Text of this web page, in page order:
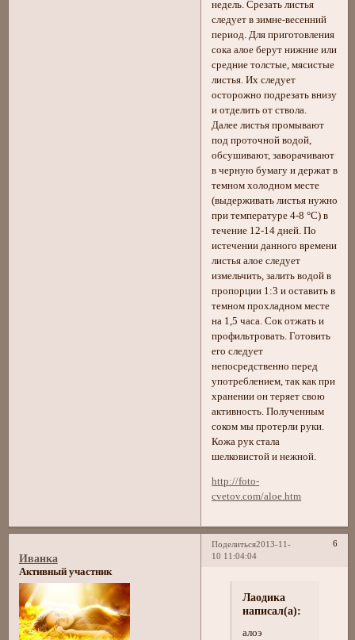
недель. Срезать листья
следует в зимне-весенний
период. Для приготовления
сока алое берут нижние или
средние толстые, мясистые
листья. Их следует
осторожно подрезать внизу
и отделить от ствола.
Далее листья промывают
под проточной водой,
обсушивают, заворачивают
в черную бумагу и держат в
темном холодном месте
(выдерживать листья нужно
при температуре 4-8 °С) в
течение 12-14 дней. По
истечении данного времени
листья алое следует
измельчить, залить водой в
пропорции 1:3 и оставить в
темном прохладном месте
на 1,5 часа. Сок отжать и
профильтровать. Готовить
его следует
непосредственно перед
употреблением, так как при
хранении он теряет свою
активность. Полученным
соком мы протерли руки.
Кожа рук стала
шелковистой и нежной.
http://foto-
cvetov.com/aloe.htm
Поделиться 6
2013-11-
10 11:04:04
Иванка
Активный участник
Лаодика
написал(а):
алоэ